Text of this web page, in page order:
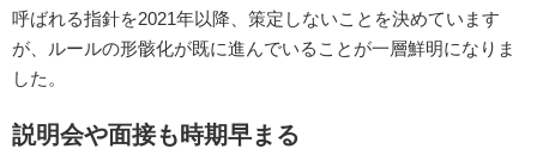
呼ばれる指針を2021年以降、策定しないことを決めています
が、ルールの形骸化が既に進んでいることが一層鮮明になりま
した。
説明会や面接も時期早まる